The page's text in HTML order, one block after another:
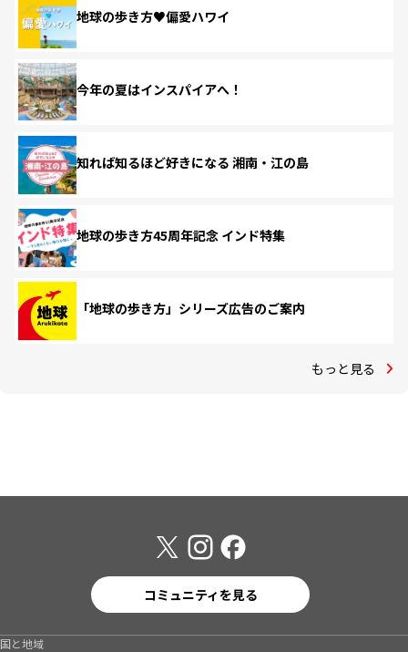
地球の歩き方♥偏愛ハワイ
今年の夏はインスパイアへ！
知れば知るほど好きになる 湘南・江の島
地球の歩き方45周年記念 インド特集
「地球の歩き方」シリーズ広告のご案内
もっと見る
コミュニティを見る
国と地域